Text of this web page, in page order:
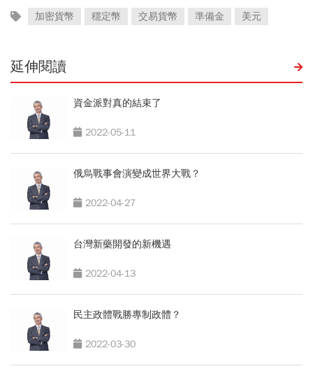
加密貨幣 穩定幣 交易貨幣 準備金 美元
延伸閱讀
資金派對真的結束了
2022-05-11
俄烏戰事會演變成世界大戰？
2022-04-27
台灣新藥開發的新機遇
2022-04-13
民主政體戰勝專制政體？
2022-03-30